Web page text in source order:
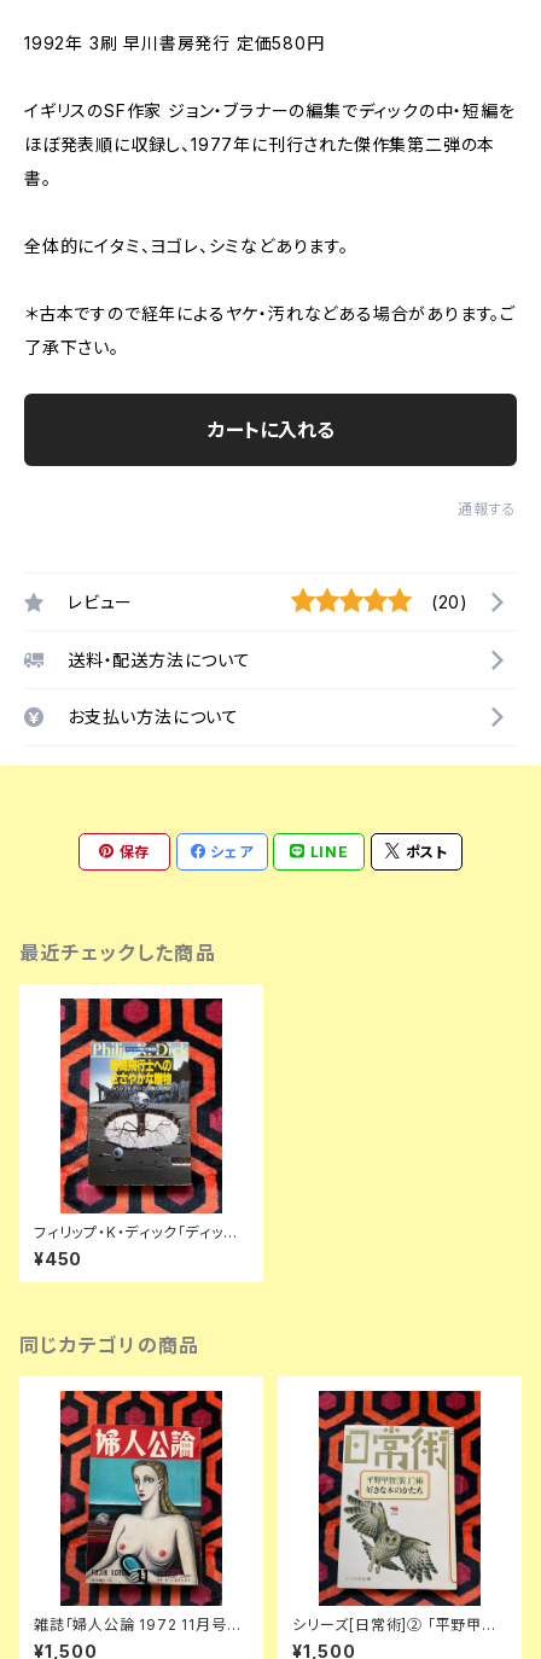
1992年 3刷 早川書房発行 定価580円
イギリスのSF作家 ジョン・ブラナーの編集でディックの中・短編を
ほぼ発表順に収録し、1977年に刊行された傑作集第二弾の本
書。
全体的にイタミ、ヨゴレ、シミなどあります。
＊古本ですので経年によるヤケ・汚れなどある場合があります。ご
了承下さい。
カートに入れる
通報する
レビュー (20)
送料・配送方法について
お支払い方法について
保存 シェア LINE ポスト
最近チェックした商品
フィリップ・K・ディック「ディック
傑作集② 時間飛行士へのささ
やかな贈物」浅倉久志・他訳 ハ
ヤカワSF文庫 早川書房
¥450
同じカテゴリの商品
雑誌「婦人公論 1972 11月号」
表紙:金子國義 中央公論社 澁澤
¥1,500
シリーズ[日常術]② 「平野甲賀
[装丁]術・好きな本のかたち」晶
¥1,500